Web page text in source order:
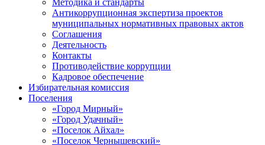
Методика и стандарты
Антикоррупционная экспертиза проектов
муниципальных нормативных правовых актов
Соглашения
Деятельность
Контакты
Противодействие коррупции
Кадровое обеспечение
Избирательная комиссия
Поселения
«Город Мирный»
«Город Удачный»
«Поселок Айхал»
«Поселок Чернышевский»